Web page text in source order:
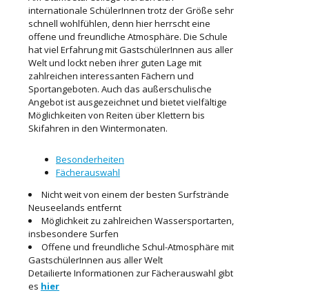
internationale SchülerInnen trotz der Größe sehr
schnell wohlfühlen, denn hier herrscht eine
offene und freundliche Atmosphäre. Die Schule
hat viel Erfahrung mit GastschülerInnen aus aller
Welt und lockt neben ihrer guten Lage mit
zahlreichen interessanten Fächern und
Sportangeboten. Auch das außerschulische
Angebot ist ausgezeichnet und bietet vielfältige
Möglichkeiten von Reiten über Klettern bis
Skifahren in den Wintermonaten.
Besonderheiten
Fächerauswahl
Nicht weit von einem der besten Surfstrände
Neuseelands entfernt
Möglichkeit zu zahlreichen Wassersportarten,
insbesondere Surfen
Offene und freundliche Schul-Atmosphäre mit
GastschülerInnen aus aller Welt
Detailierte Informationen zur Fächerauswahl gibt
es hier